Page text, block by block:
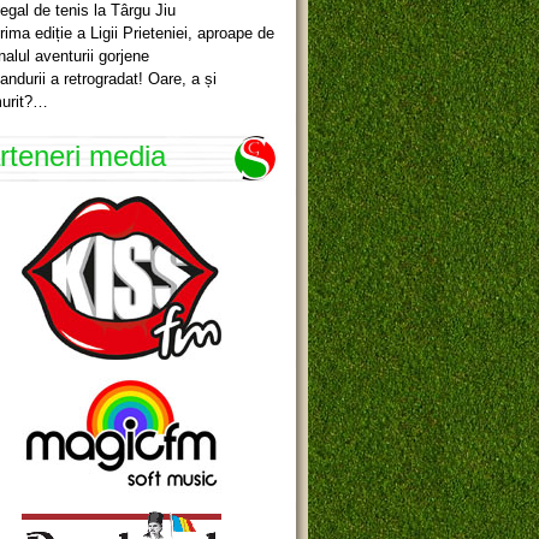
de tenis la Târgu Jiu
ediție a Ligii Prieteniei, aproape de
aventurii gorjene
a retrogradat! Oare, a și
media